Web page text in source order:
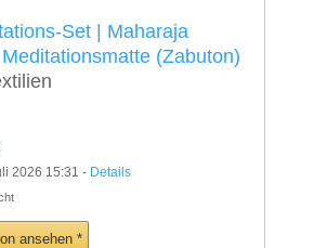
Set | Maharaja
(Zabuton)
2026 15:31 - Details
ansehen *